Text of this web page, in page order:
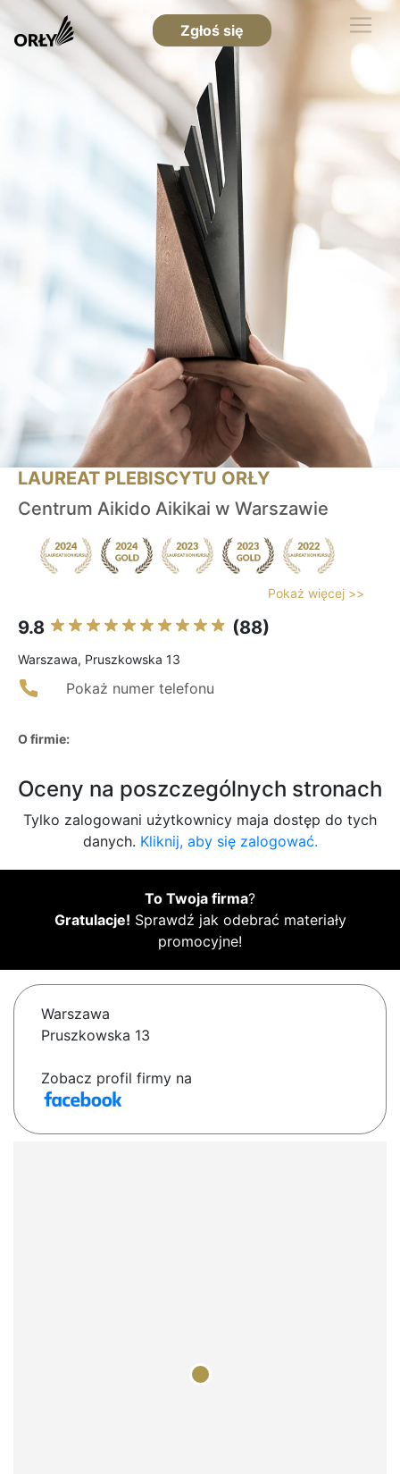
Zgłoś się
LAUREAT PLEBISCYTU ORŁY
Centrum Aikido Aikikai w Warszawie
Pokaż więcej >>
9.8 (88)
Warszawa, Pruszkowska 13
Pokaż numer telefonu
O firmie:
Oceny na poszczególnych stronach
Tylko zalogowani użytkownicy maja dostęp do tych
danych. Kliknij, aby się zalogować.
To Twoja firma?
Gratulacje! Sprawdź jak odebrać materiały
promocyjne!
Warszawa
Pruszkowska 13
Zobacz profil firmy na